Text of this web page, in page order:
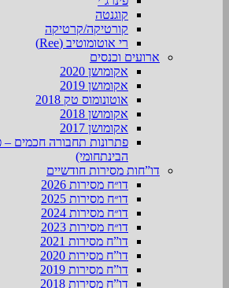
קוגנטה
קורטיקה/קרטיקה
רי אוטומוטיב (Ree)
ארועים וכנסים
אקומושן 2020
אקומושן 2019
אוטונומוס טק 2018
אקומושן 2018
אקומושן 2017
פתרונות תחבורה חכמים –
הבינתחומי)
דו”חות מסירות חודשיים
דו״ח מסירות 2026
דו״ח מסירות 2025
דו״ח מסירות 2024
דו״ח מסירות 2023
דו”ח מסירות 2021
דו”ח מסירות 2020
דו”ח מסירות 2019
דו”ח מסירות 2018